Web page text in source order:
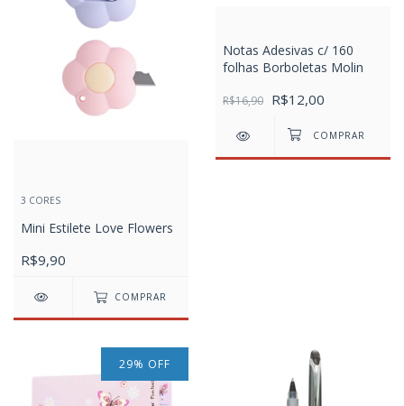
3 CORES
Mini Estilete Love Flowers
R$9,90
COMPRAR
Notas Adesivas c/ 160
folhas Borboletas Molin
R$16,90 R$12,00
29% OFF